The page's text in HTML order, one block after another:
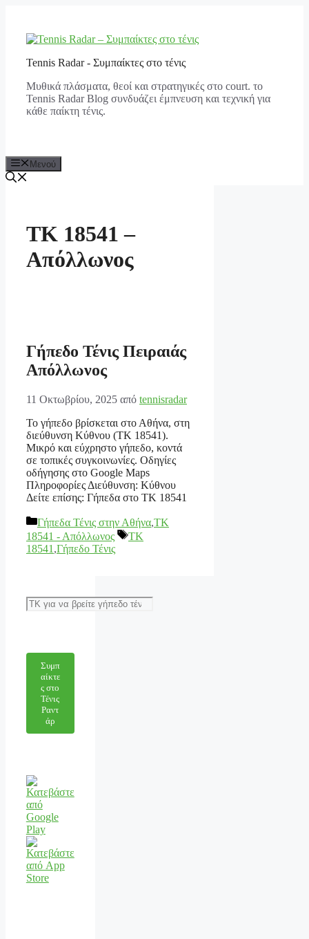
περιεχόμενο
Tennis Radar - Συμπαίκτες στο τένις
Μυθικά πλάσματα, θεοί και στρατηγικές στο court. το
Tennis Radar Blog συνδυάζει έμπνευση και τεχνική για
κάθε παίκτη τένις.
Μενού
ΤΚ 18541 –
Απόλλωνος
Γήπεδο Τένις Πειραιάς
Απόλλωνος
11 Οκτωβρίου, 2025 από tennisradar
Το γήπεδο βρίσκεται στο Αθήνα, στη
διεύθυνση Κύθνου (ΤΚ 18541).
Μικρό και εύχρηστο γήπεδο, κοντά
σε τοπικές συγκοινωνίες. Οδηγίες
οδήγησης στο Google Maps
Πληροφορίες Διεύθυνση: Κύθνου
Δείτε επίσης: Γήπεδα στο ΤΚ 18541
Κατηγορίες
Γήπεδα Τένις στην Αθήνα,ΤΚ
18541 - Απόλλωνος
Ετικέτες
TK
18541 ,Γήπεδο Τένις
Αναζήτηση
Συμπ
αίκτε
ς στο
Τένις
Ραντ
άρ